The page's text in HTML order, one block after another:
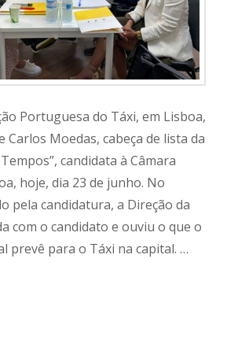
Portuguesa do Táxi, em Lisboa,
Carlos Moedas, cabeça de lista da
candidata à Câmara
hoje, dia 23 de junho. No
pela candidatura, a Direção da
com o candidato e ouviu o que o
prevê para o Táxi na capital. …